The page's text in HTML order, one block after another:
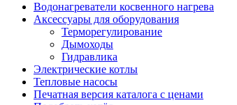
Водонагреватели косвенного нагрева
Аксессуары для оборудования
Терморегулирование
Дымоходы
Гидравлика
Электрические котлы
Тепловые насосы
Печатная версия каталога с ценами